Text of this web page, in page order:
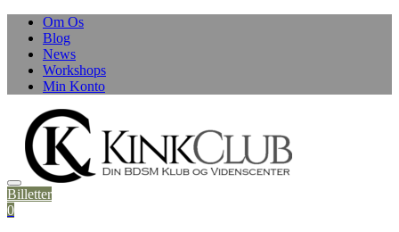
Om Os
Blog
News
Workshops
Min Konto
Billetter
0